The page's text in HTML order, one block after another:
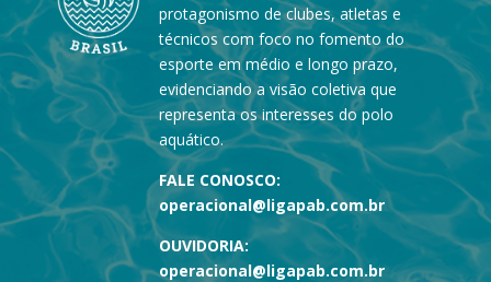
protagonismo de clubes, atletas e
técnicos com foco no fomento do
esporte em médio e longo prazo,
evidenciando a visão coletiva que
representa os interesses do polo
aquático.
FALE CONOSCO:
operacional@ligapab.com.br
OUVIDORIA:
operacional@ligapab.com.br